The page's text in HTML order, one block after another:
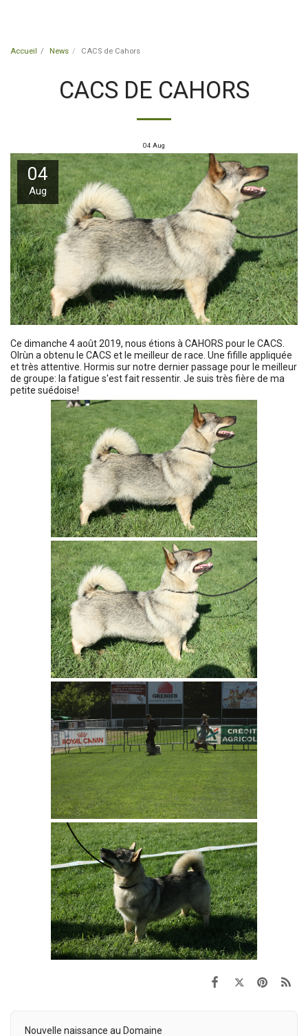
Accueil News CACS de Cahors
CACS DE CAHORS
04 Aug
04
Aug
Ce dimanche 4 août 2019, nous étions à CAHORS pour le CACS.
Olrùn a obtenu le CACS et le meilleur de race. Une fifille appliquée
et très attentive. Hormis sur notre dernier passage pour le meilleur
de groupe: la fatigue s'est fait ressentir. Je suis très fière de ma
petite suédoise!
Nouvelle naissance au Domaine